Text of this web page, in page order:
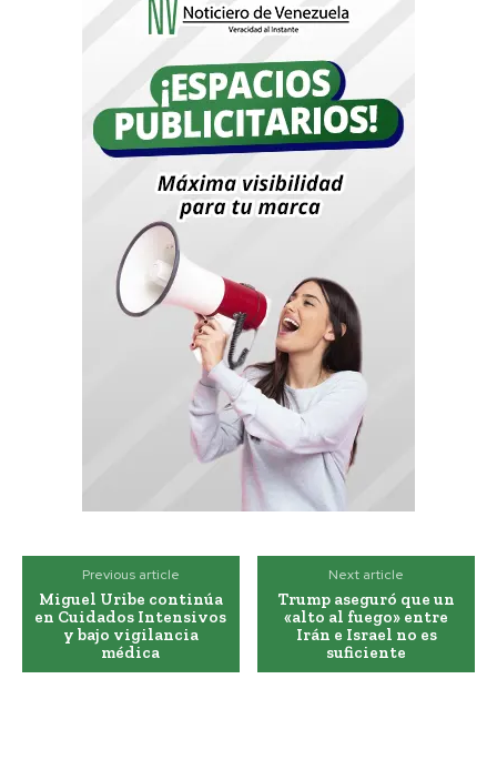
Previous article
Miguel Uribe continúa
en Cuidados Intensivos
y bajo vigilancia
médica
Next article
Trump aseguró que un
«alto al fuego» entre
Irán e Israel no es
suficiente